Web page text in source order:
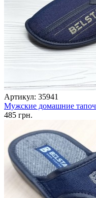
Артикул: 35941
Мужские домашние
485 грн.